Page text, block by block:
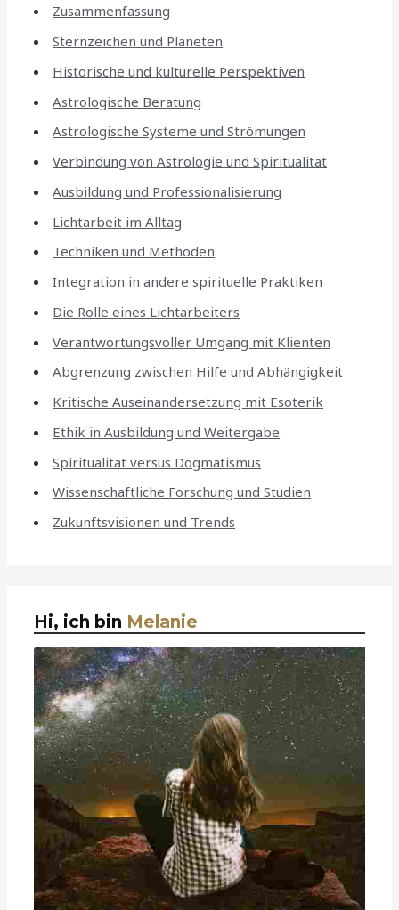
Zusammenfassung
Sternzeichen und Planeten
Historische und kulturelle Perspektiven
Astrologische Beratung
Astrologische Systeme und Strömungen
Verbindung von Astrologie und Spiritualität
Ausbildung und Professionalisierung
Lichtarbeit im Alltag
Techniken und Methoden
Integration in andere spirituelle Praktiken
Die Rolle eines Lichtarbeiters
Verantwortungsvoller Umgang mit Klienten
Abgrenzung zwischen Hilfe und Abhängigkeit
Kritische Auseinandersetzung mit Esoterik
Ethik in Ausbildung und Weitergabe
Spiritualität versus Dogmatismus
Wissenschaftliche Forschung und Studien
Zukunftsvisionen und Trends
Hi, ich bin Melanie